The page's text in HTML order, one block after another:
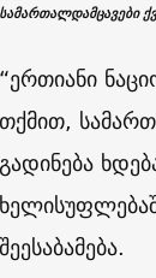
სამართალდამცავები
“ერთიანი
თქმით,
გადინება
შეესაბამება.